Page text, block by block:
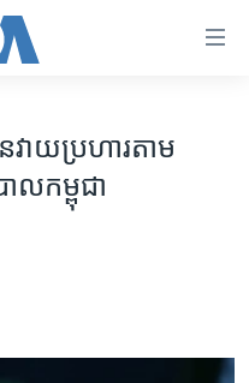
វាយ​ប្រហារ​តាម​
ល​កម្ពុជា